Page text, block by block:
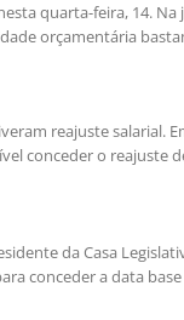
quarta-feira, 14.
orçamentária
reajuste salarial.
conceder o
da Casa
conceder a data